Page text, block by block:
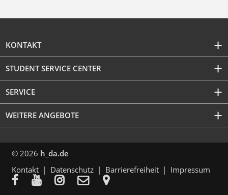
KONTAKT
STUDENT SERVICE CENTER
SERVICE
WEITERE ANGEBOTE
© 2026 h_da.de
Kontakt
Datenschutz Barrierefreiheit Impressum
    